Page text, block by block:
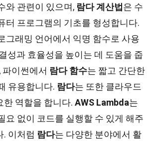
와 관련이 있으며, 람다 계산법 은 수
터 프로그램의 기초를 형성합니다.
그래밍 언어에서 익명 함수로 사용
성과 효율성을 높이는 데 도움을 줍
파이썬에서 람다 함수는 짧고 간단한
유용합니다. 람다는 또한 클라우드
한 역할을 합니다. AWS Lambda는
요 없이 코드를 실행할 수 있게 해주
. 이처럼 람다는 다양한 분야에서 활